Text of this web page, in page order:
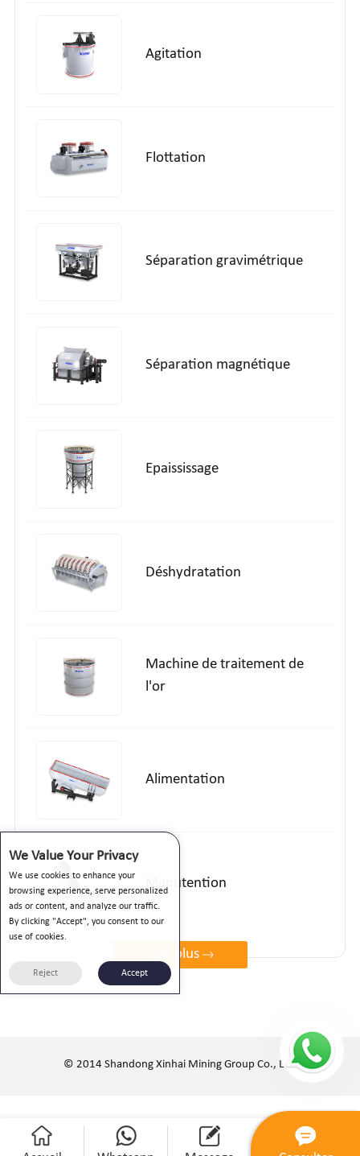
Agitation
Flottation
Séparation gravimétrique
Séparation magnétique
Epaississage
Déshydratation
Machine de traitement de
l'or
Alimentation
Manutention
voir plus
© 2014 Shandong Xinhai Mining Group Co., Ltd.
We Value Your Privacy
We use cookies to enhance your
browsing experience, serve personalized
ads or content, and analyze our traffic.
By clicking "Accept", you consent to our
use of cookies.
Reject Accept